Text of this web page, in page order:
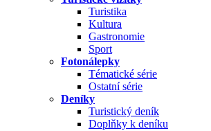
Turistika
Kultura
Gastronomie
Sport
Fotonálepky
Tématické série
Ostatní série
Deníky
Turistický deník
Doplňky k deníku